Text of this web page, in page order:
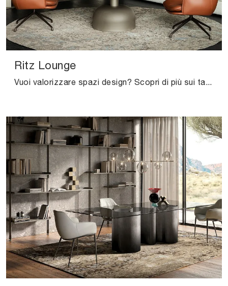
Ritz Lounge
Vuoi valorizzare spazi design? Scopri di più sui tavoli design fissi: il modello da pranzo Ritz Lounge ti attende.